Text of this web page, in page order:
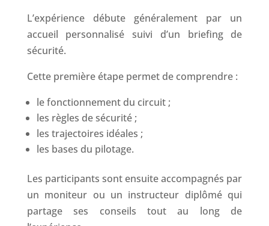
L’expérience débute généralement par un
accueil personnalisé suivi d’un briefing de
sécurité.
Cette première étape permet de comprendre :
le fonctionnement du circuit ;
les règles de sécurité ;
les trajectoires idéales ;
les bases du pilotage.
Les participants sont ensuite accompagnés par
un moniteur ou un instructeur diplômé qui
partage ses conseils tout au long de